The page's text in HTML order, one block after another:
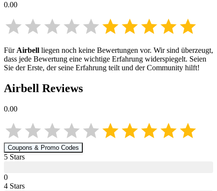
0.00
FürAirbell liegen noch keine Bewertungen vor. Wir sind überzeugt,
dass jede Bewertung eine wichtige Erfahrung widerspiegelt. Seien
Sie der Erste, der seine Erfahrung teilt und der Community hilft!
Airbell Reviews
0.00
Coupons & Promo Codes
5 Stars
0
4 Stars